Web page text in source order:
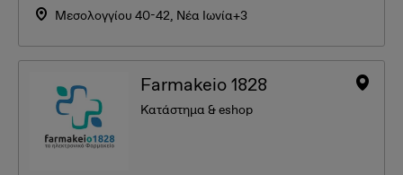
Μεσολογγίου 40-42, Νέα Ιωνία+3
Farmakeio 1828
Κατάστημα & eshop